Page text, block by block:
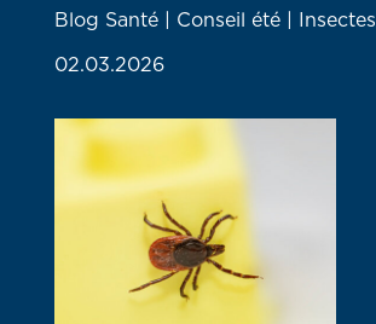
Blog Santé | Conseil été | Insectes
02.03.2026